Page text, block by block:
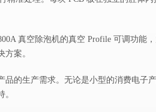
真空除泡机的真空 Profile 可调功能
案。
生产需求。无论是小型的消费电子